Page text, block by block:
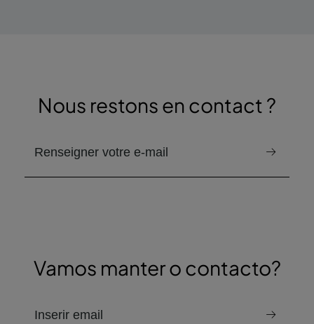
Nous restons en contact ?
email pour recevoir la newsletter
Vamos manter o contacto?
e-mail para receber a newsletter